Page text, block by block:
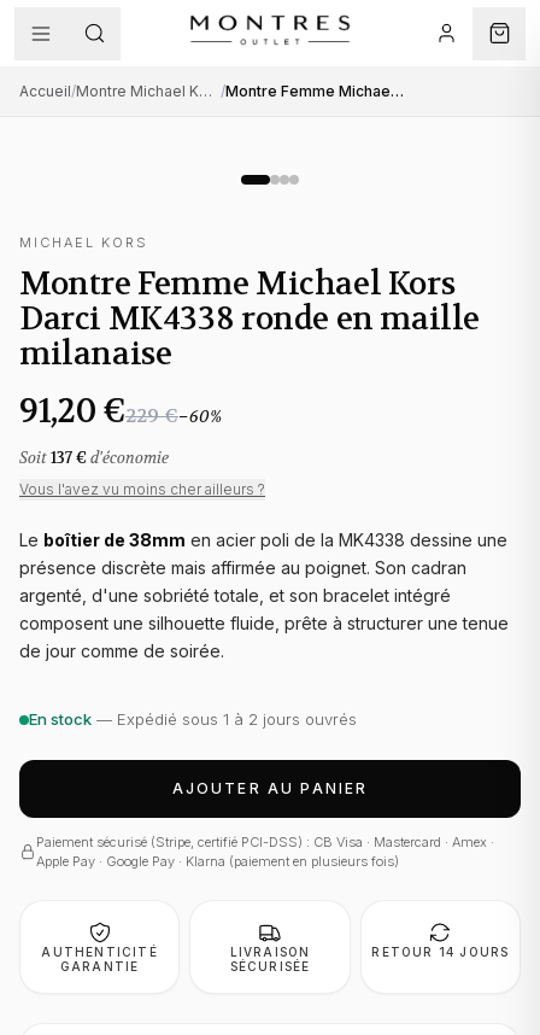
Accueil/ Montre Michael Kors femme / Montre Femme Michael Kors Darci MK4338 ronde en maille milanaise
MICHAEL KORS
Montre Femme Michael Kors
Darci MK4338 ronde en maille
milanaise
91,20 €229 €−60%
Soit137 € d'économie
Vous l'avez vu moins cher ailleurs ?
Le boîtier de 38mm en acier poli de la MK4338 dessine une
présence discrète mais affirmée au poignet. Son cadran
argenté, d'une sobriété totale, et son bracelet intégré
composent une silhouette fluide, prête à structurer une tenue
de jour comme de soirée.
En stock — Expédié sous 1 à 2 jours ouvrés
AJOUTER AU PANIER
Paiement sécurisé (Stripe, certifié PCI-DSS) : CB Visa · Mastercard · Amex ·
Apple Pay · Google Pay · Klarna (paiement en plusieurs fois)
AUTHENTICITÉ
GARANTIE
LIVRAISON
SÉCURISÉE
RETOUR 14 JOURS